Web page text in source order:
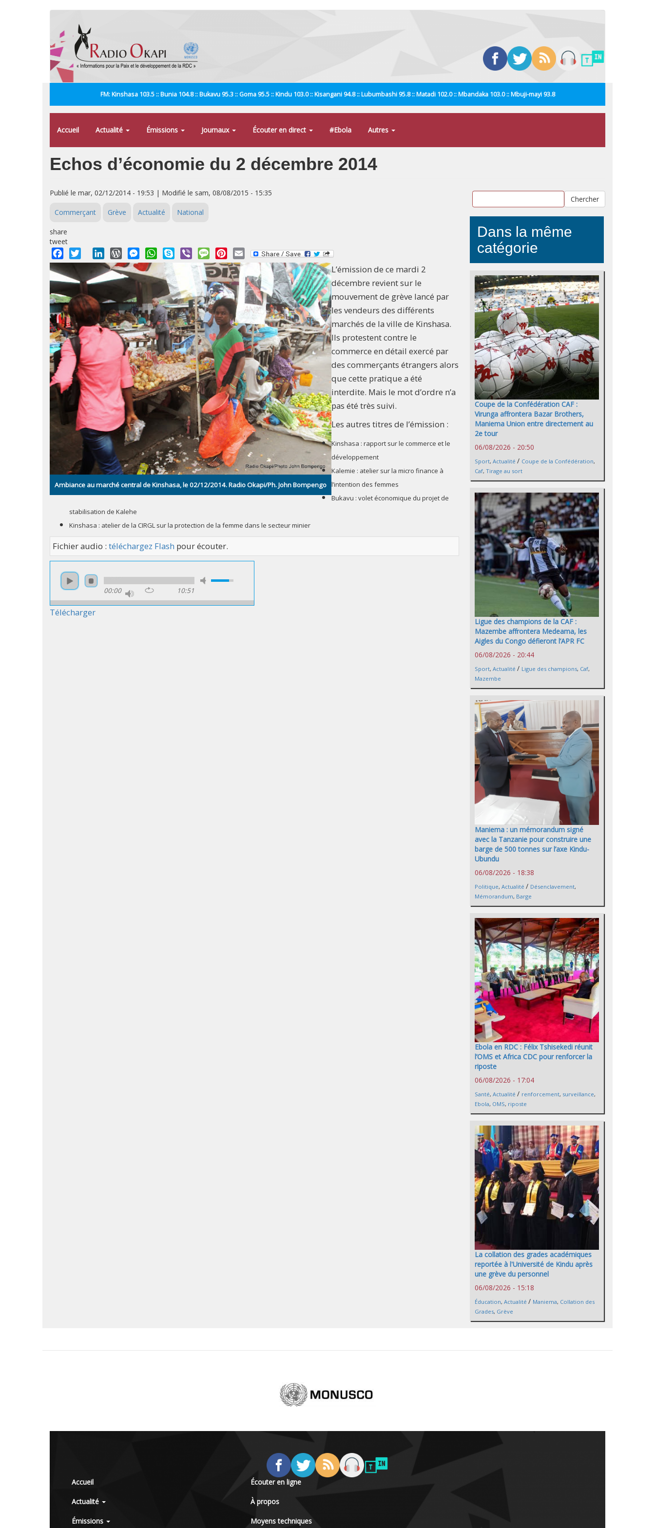
FM: Kinshasa 103.5 :: Bunia 104.8 :: Bukavu 95.3 :: Goma 95.5 :: Kindu 103.0 :: Kisangani 94.8 :: Lubumbashi 95.8 :: Matadi 102.0 :: Mbandaka 103.0 :: Mbuji-mayi 93.8
Accueil Actualité Émissions Journaux Écouter en direct #Ebola Autres
Echos d’économie du 2 décembre 2014
Publié le mar, 02/12/2014 - 19:53 | Modifié le sam, 08/08/2015 - 15:35
Commerçant Grève Actualité National
share
tweet
Facebook
Twitter LinkedInWordPressMessengerWhatsApp
Skype Viber MessagePinterest
Email
Ambiance au marché central de Kinshasa, le 02/12/2014. Radio Okapi/Ph. John Bompengo
L’émission de ce mardi 2
décembre revient sur le
mouvement de grève lancé par
les vendeurs des différents
marchés de la ville de Kinshasa.
Ils protestent contre le
commerce en détail exercé par
des commerçants étrangers alors
que cette pratique a été
interdite. Mais le mot d’ordre n’a
pas été très suivi.
Les autres titres de l’émission :
Kinshasa : rapport sur le commerce et le
développement
Kalemie : atelier sur la micro finance à
l’intention des femmes
Bukavu : volet économique du projet de
stabilisation de Kalehe
Kinshasa : atelier de la CIRGL sur la protection de la femme dans le secteur minier
Fichier audio : téléchargez Flash pour écouter.
00:00 10:51
Télécharger
Chercher
Dans la même
catégorie
Coupe de la Confédération CAF :
Virunga affrontera Bazar Brothers,
Maniema Union entre directement au
2e tour
06/08/2026 - 20:50
Sport, Actualité / Coupe de la Confédération,
Caf, Tirage au sort
Ligue des champions de la CAF :
Mazembe affrontera Medeama, les
Aigles du Congo défieront l’APR FC
06/08/2026 - 20:44
Sport, Actualité / Ligue des champions, Caf,
Mazembe
Maniema : un mémorandum signé
avec la Tanzanie pour construire une
barge de 500 tonnes sur l’axe Kindu-
Ubundu
06/08/2026 - 18:38
Politique, Actualité / Désenclavement,
Mémorandum, Barge
Ebola en RDC : Félix Tshisekedi réunit
l’OMS et Africa CDC pour renforcer la
riposte
06/08/2026 - 17:04
Santé, Actualité / renforcement, surveillance,
Ebola, OMS, riposte
La collation des grades académiques
reportée à l'Université de Kindu après
une grève du personnel
06/08/2026 - 15:18
Éducation, Actualité / Maniema, Collation des
Grades, Grève
Accueil
Actualité
Émissions
Écouter en ligne
À propos
Moyens techniques